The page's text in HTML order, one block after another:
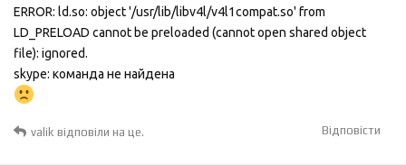
ERROR: ld.so: object '/usr/lib/libv4l/v4l1compat.so' from
LD_PRELOAD cannot be preloaded (cannot open shared object
file): ignored.
skype: команда не найдена
Відповісти
valik відповіли на це.